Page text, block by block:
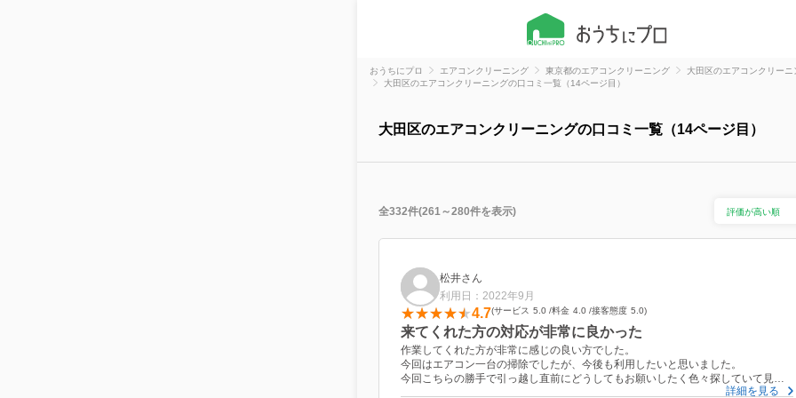
おうちにプロ エアコンクリーニング 東京都のエアコンクリーニング
大田区のエアコンクリーニ
大田区のエアコンクリーニングの口コミ一覧（14ページ目）
大田区のエアコンクリーニングの口コミ一覧（14ページ目）
全332件(261～280件を表示)
松井さん
利用日：2022年9月
4.7 サービス 5.0 料金 4.0 接客態度 5.0
来てくれた方の対応が非常に良かった
作業してくれた方が非常に感じの良い方でした。
今回はエアコン一台の掃除でしたが、今後も利用したいと思いました。
今回こちらの勝手で引っ越し直前にどうしてもお願いしたく色々探していて見つ
詳細を見る